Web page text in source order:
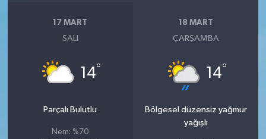
17 MART
SALI
14°
Parçalı Bulutlu
Nem: %70
18 MART
ÇARŞAMBA
14°
Bölgesel düzensiz yağmur
yağışlı